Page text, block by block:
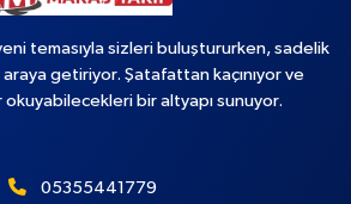
temasıyla sizleri buluştururken, sadelik
getiriyor. Şatafattan kaçınıyor ve
bir altyapı sunuyor.
05355441779